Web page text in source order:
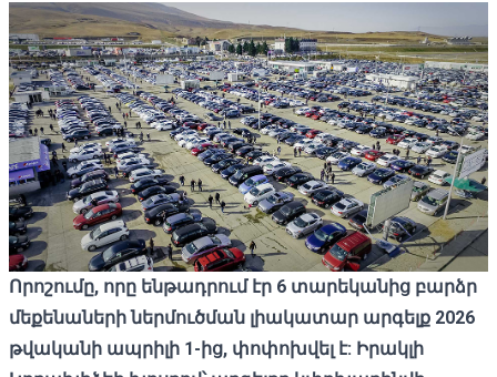
Որոշումը, որը ենթադրում էր 6 տարեկանից բարձր
մեքենաների ներմուծման լիակատար արգելք 2026
թվականի ապրիլի 1-ից, փոփոխվել է: Իրակլի